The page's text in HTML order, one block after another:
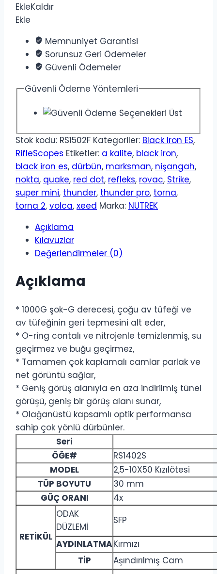
EkleKaldır
Ekle
Memnuniyet Garantisi
Sorunsuz Geri Ödemeler
Güvenli Ödemeler
Güvenli Ödeme Yöntemleri
Stok kodu: RS1502F Kategoriler: Black Iron ES,
RifleScopes Etiketler: a kalite, black iron,
black iron es, dürbün, marksman, nişangah,
nokta, quake, red dot, refleks, rovac, Strike,
super mini, thunder, thunder pro, torna,
torna 2, volca, xeed Marka: NUTREK
Açıklama
Kılavuzlar
Değerlendirmeler (0)
Açıklama
* 1000G şok-G derecesi, çoğu av tüfeği ve
av tüfeğinin geri tepmesini alt eder,
* O-ring contalı ve nitrojenle temizlenmiş, su
geçirmez ve buğu geçirmez,
* Tamamen çok kaplamalı camlar parlak ve
net görüntü sağlar,
* Geniş görüş alanıyla en aza indirilmiş tünel
görüşü, geniş bir görüş alanı sunar,
* Olağanüstü kapsamlı optik performansa
sahip çok yönlü dürbünler.
Seri
ÖĞE#
RS1402S
MODEL
2,5-10X50 Kızılötesi
TÜP BOYUTU
30 mm
GÜÇ ORANI
4x
RETİKÜL
ODAK
DÜZLEMİ
SFP
AYDINLATMAKırmızı
TİP
Aşındırılmış Cam